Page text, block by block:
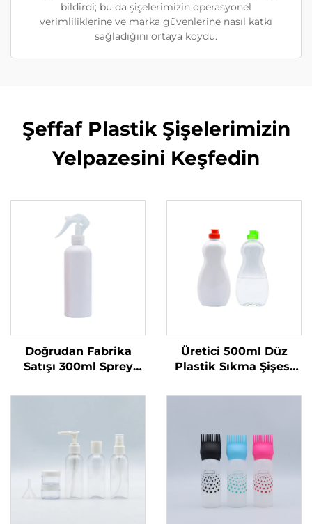
bildirdi; bu da şişelerimizin operasyonel
verimliliklerine ve marka güvenlerine nasıl katkı
sağladığını ortaya koydu.
Şeffaf Plastik Şişelerimizin
Yelpazesini Keşfedin
Doğrudan Fabrika
Satışı 300ml Sprey
Yuvarlak Omuzlu
Üretici 500ml Düz
Plastik Sıkma Şişesi
Logolu Bulaşık Sabunu
Mühürleme